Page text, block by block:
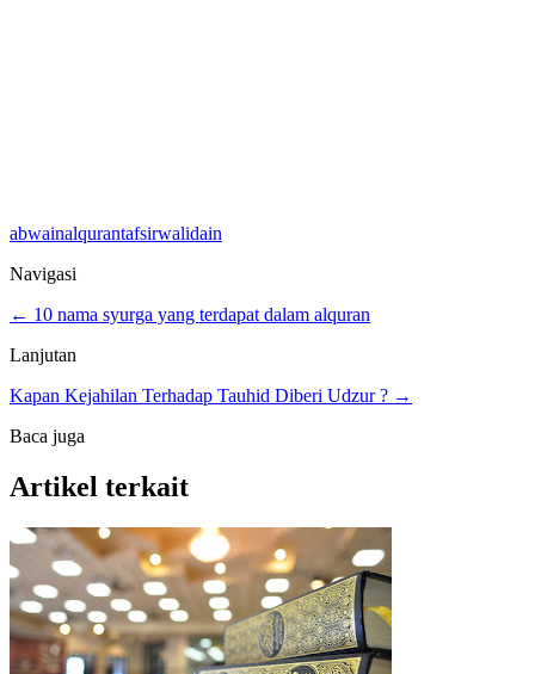
abwainalqurantafsirwalidain
Navigasi
← 10 nama syurga yang terdapat dalam alquran
Lanjutan
Kapan Kejahilan Terhadap Tauhid Diberi Udzur ? →
Baca juga
Artikel terkait